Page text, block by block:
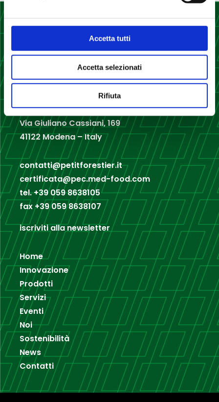
Accetta tutti
Accetta selezionati
Rifiuta
Med Food srl
Via Giuliano Cassiani, 169
41122 Modena – Italy
contatti@petitforestier.it
certificata@pec.med-food.com
tel.+39 059 8638105
fax+39 059 8638107
iscriviti alla newsletter
Home
Innovazione
Prodotti
Servizi
Eventi
Noi
Sostenibilità
News
Contatti